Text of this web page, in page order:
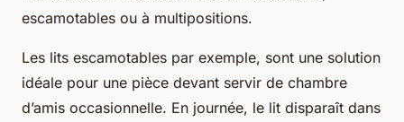
escamotables ou à multipositions.
Les lits escamotables par exemple, sont une solution
idéale pour une pièce devant servir de chambre
d’amis occasionnelle. En journée, le lit disparaît dans